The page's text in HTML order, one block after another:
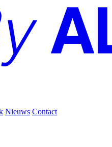
Nieuws Contact